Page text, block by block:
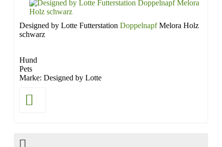
Designed by Lotte Futterstation DoppelnapfMelora Holz
schwarz
Hund
Pets
Marke: Designed by Lotte